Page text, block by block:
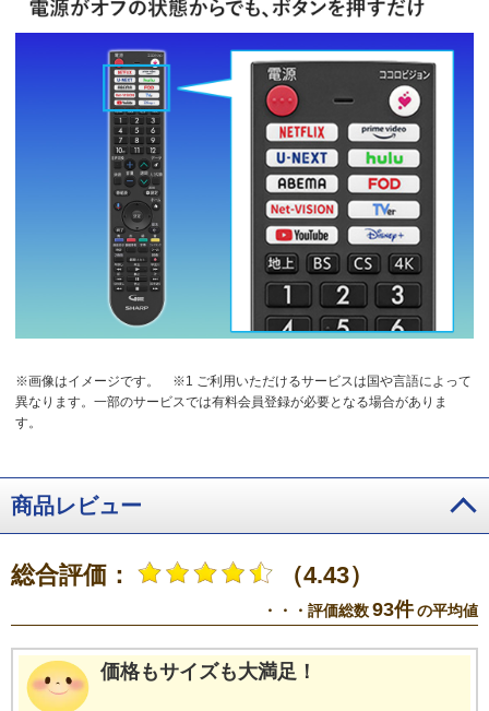
※画像はイメージです。
※1 ご利用いただけるサービスは国や言語によって
異なります。一部のサービスでは有料会員登録が必要となる場合がありま
す。
商品レビュー
総合評価： （4.43）
・・・評価総数93件の平均値
価格もサイズも大満足！